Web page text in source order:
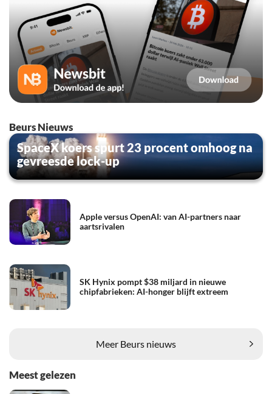
Beurs Nieuws
SpaceX koers spurt 23 procent omhoog na
gevreesde lock-up
Apple versus OpenAI: van AI-partners naar
aartsrivalen
SK Hynix pompt $38 miljard in nieuwe
chipfabrieken: AI-honger blijft extreem
Meer Beurs nieuws
Meest gelezen